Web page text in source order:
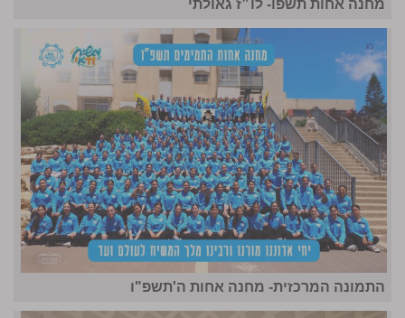
מחנה אחות תשפו- לו״ז גאולתי
התמונה המרכזית- מחנה אחות ה'תשפ"ו